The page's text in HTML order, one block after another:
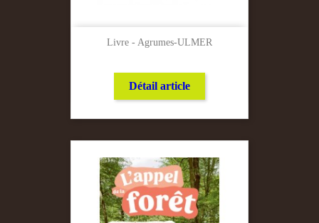
Livre - Agrumes-ULMER
Détail article